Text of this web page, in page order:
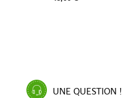
UNE QUESTION !